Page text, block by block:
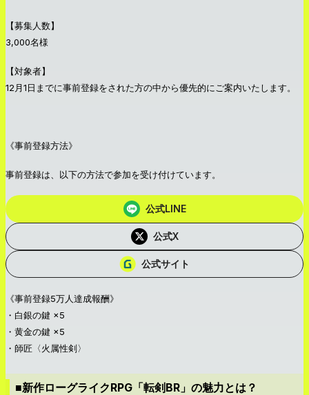
【募集人数】
3,000名様
【対象者】
12月1日までに事前登録をされた方の中から優先的にご案内いたします。
《事前登録方法》
事前登録は、以下の方法で参加を受け付けています。
公式LINE
公式X
公式サイト
《事前登録5万人達成報酬》
・白銀の鍵 ×5
・黄金の鍵 ×5
・師匠〈火属性剣〉
■新作ローグライクRPG「転剣BR」の魅力とは？